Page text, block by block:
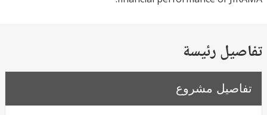
رئيسة
مشروع